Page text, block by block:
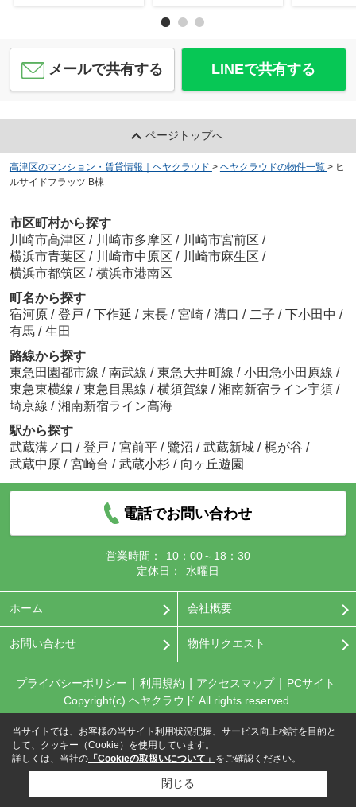
メールで共有する LINEで共有する
ページトップへ
高津区のマンション・賃貸情報｜ヘヤクラウド > ヘヤクラウドの物件一覧 > ヒ
ルサイドフラッツ B棟
市区町村から探す
川崎市高津区 / 川崎市多摩区 / 川崎市宮前区 /
横浜市青葉区 / 川崎市中原区 / 川崎市麻生区 /
横浜市都筑区 / 横浜市港南区
町名から探す
宿河原 / 登戸 / 下作延 / 末長 / 宮崎 / 溝口 / 二子 / 下小田中 /
有馬 / 生田
路線から探す
東急田園都市線 / 南武線 / 東急大井町線 / 小田急小田原線 /
東急東横線 / 東急目黒線 / 横須賀線 / 湘南新宿ライン宇須 /
埼京線 / 湘南新宿ライン高海
駅から探す
武蔵溝ノ口 / 登戸 / 宮前平 / 鷺沼 / 武蔵新城 / 梶が谷 /
武蔵中原 / 宮崎台 / 武蔵小杉 / 向ヶ丘遊園
電話でお問い合わせ
営業時間：
10：00～18：30
定休日：
水曜日
ホーム 会社概要
お問い合わせ 物件リクエスト
プライバシーポリシー 利用規約 アクセスマップ
PCサイト
Copyright(c) ヘヤクラウド All rights reserved.
当サイトでは、お客様の当サイト利用状況把握、サービス向上検討を目的と
して、クッキー（Cookie）を使用しています。
詳しくは、当社の 「Cookieの取扱いについて」 をご確認ください。
閉じる